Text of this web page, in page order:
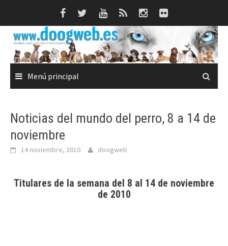
Menú principal
Noticias del mundo del perro, 8 a 14 de
noviembre
14 noviembre, 2010 doogweb
Titulares de la semana del 8 al 14 de noviembre
de 2010